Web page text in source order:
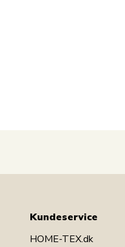
Kundeservice
HOME-TEX.dk